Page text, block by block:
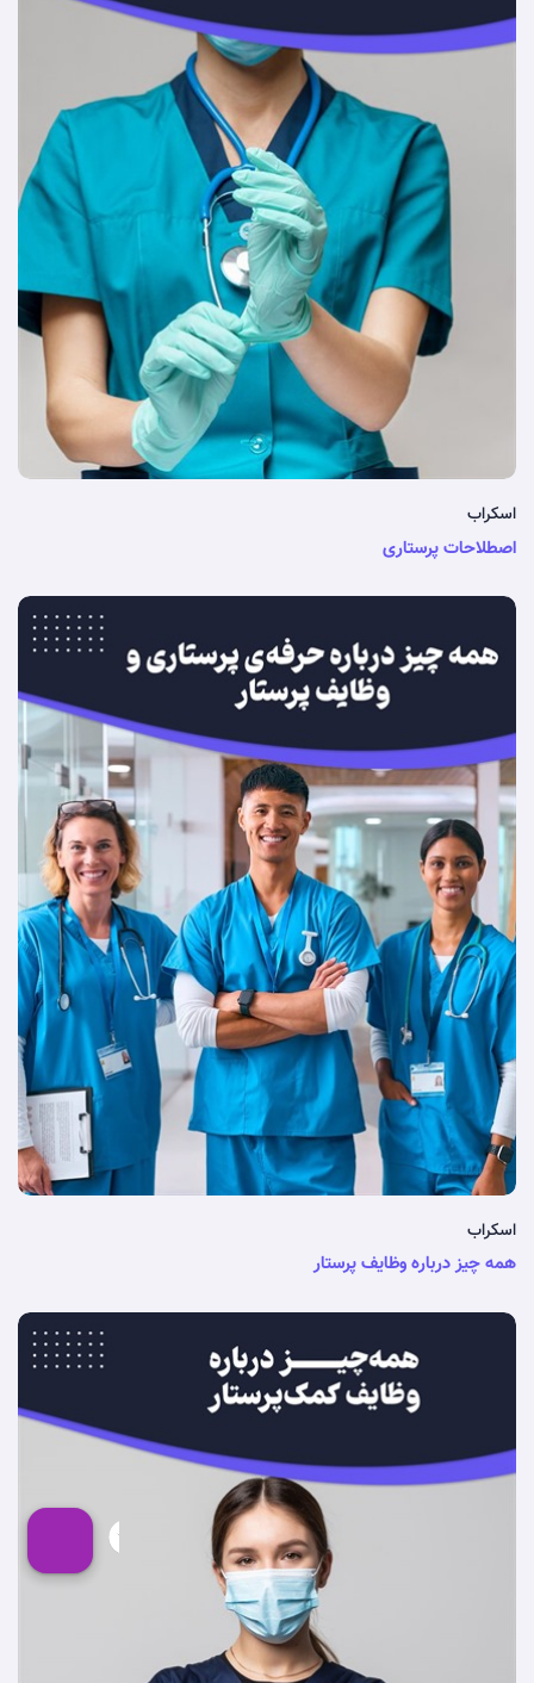
اسکراب
اصطلاحات پرستاری
اسکراب
همه چیز درباره وظایف پرستار